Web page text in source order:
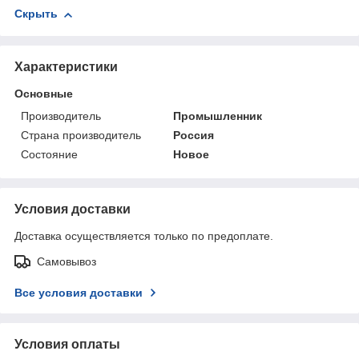
Скрыть
Характеристики
Основные
Производитель
Промышленник
Страна производитель
Россия
Состояние
Новое
Условия доставки
Доставка осуществляется только по предоплате.
Самовывоз
Все условия доставки
Условия оплаты